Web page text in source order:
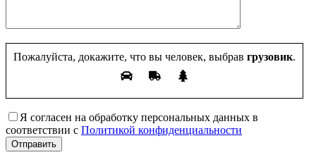
Пожалуйста, докажите, что вы человек, выбрав грузовик.
Я согласен на обработку персональных данных в
соответствии с Политикой конфиденциальности